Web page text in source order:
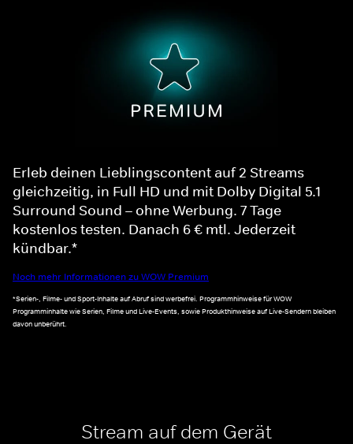
Erleb deinen Lieblingscontent auf 2 Streams
gleichzeitig, in Full HD und mit Dolby Digital 5.1
Surround Sound – ohne Werbung. 7 Tage
kostenlos testen. Danach 6 € mtl. Jederzeit
kündbar.*
Noch mehr Informationen zu WOW Premium
*Serien-, Filme- und Sport-Inhalte auf Abruf sind werbefrei. Programmhinweise für WOW
Programminhalte wie Serien, Filme und Live-Events, sowie Produkthinweise auf Live-Sendern bleiben
davon unberührt.
Stream auf dem Gerät